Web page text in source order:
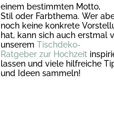
einem bestimmten Motto,
Stil oder Farbthema. Wer
noch keine konkrete
hat, kann sich auch erstmal
unserem Tischdeko-
Ratgeber zur Hochzeit
lassen und viele hilfreiche
und Ideen sammeln!